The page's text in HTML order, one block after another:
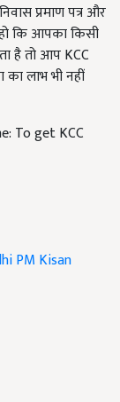
प्रमाण पत्र और
कि आपका किसी
है तो आप KCC
लाभ भी नहीं
To get KCC
PM Kisan